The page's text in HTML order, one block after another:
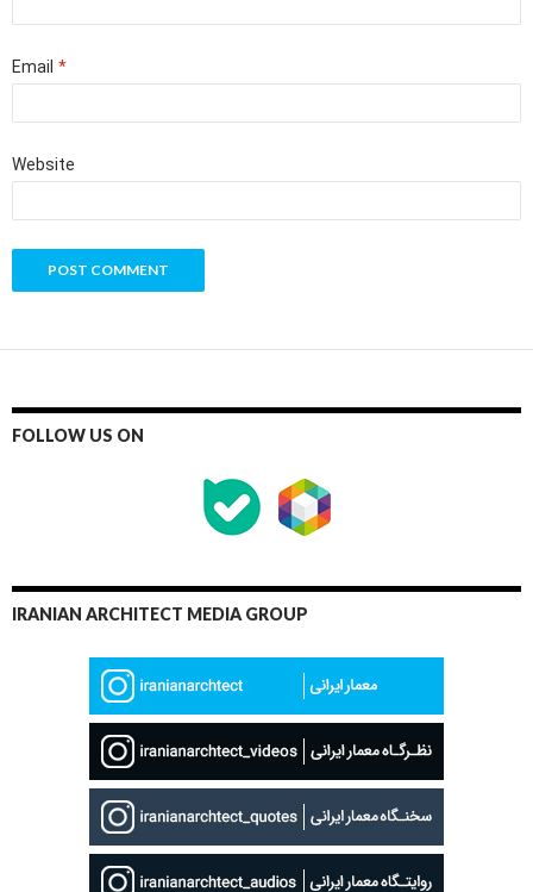
Email *
Website
FOLLOW US ON
IRANIAN ARCHITECT MEDIA GROUP